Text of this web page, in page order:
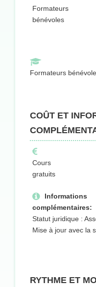
Formateurs
bénévoles
Formateurs
COÛT ET
Cours
gratuits
Informations
complémentaires:
Statut juridique :
Mise à jour avec la
RYTHME ET